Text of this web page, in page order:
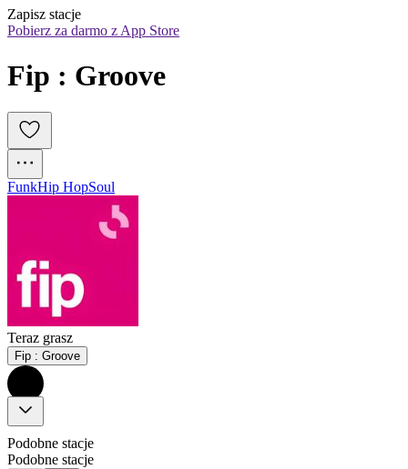
Zapisz stacje
Pobierz za darmo z App Store
Fip : Groove
FunkHip HopSoul
Teraz grasz
Fip : Groove
Podobne stacje
Podobne stacje